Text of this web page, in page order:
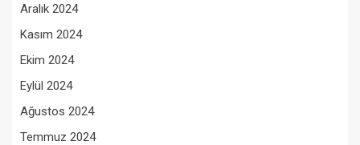
Aralık 2024
Kasım 2024
Ekim 2024
Eylül 2024
Ağustos 2024
Temmuz 2024